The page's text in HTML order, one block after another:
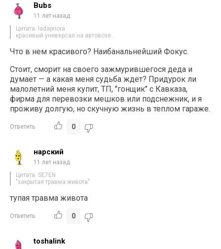
Bubs
11 лет назад
Цитата: ladapriora
красивый универсал на автовозе..
Что в нем красивого? Наибанальнейший Фокус.
Стоит, сморит на своего зажмурившегося деда и
думает — а какая меня судьба ждет? Придурок ли
малолетний меня купит, ТП, "гонщик" с Кавказа,
фирма для перевозки мешков или подснежник, и я
проживу долгую, но скучную жизнь в теплом гараже.
Ответить 0
нарский
11 лет назад
Цитата: SE7EN
"закрытая травма живота"
тупая травма живота
Ответить 0
toshalink